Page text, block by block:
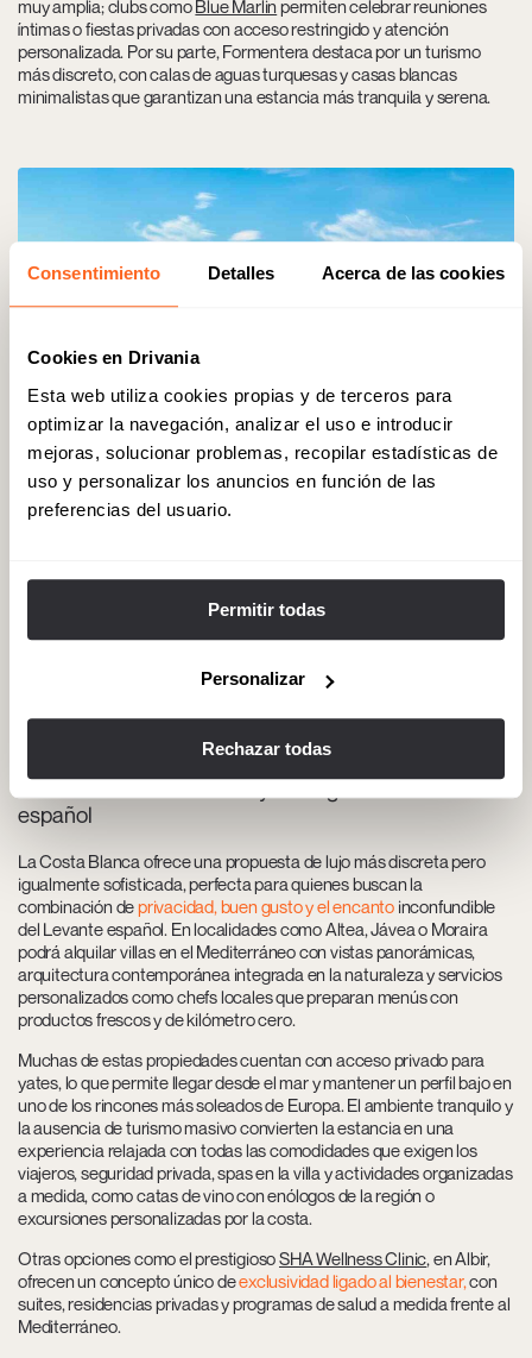
Consentimiento Detalles Acerca de las cookies
Cookies en Drivania
Esta web utiliza cookies propias y de terceros para
optimizar la navegación, analizar el uso e introducir
mejoras, solucionar problemas, recopilar estadísticas de
uso y personalizar los anuncios en función de las
preferencias del usuario.
Permitir todas
Personalizar
Rechazar todas
muy amplia; clubs comoBlue Marlinpermiten celebrar reuniones
íntimas o fiestas privadas con acceso restringido y atención
personalizada. Por su parte, Formentera destaca por un turismo
más discreto, con calas de aguas turquesas y casas blancas
minimalistas que garantizan una estancia más tranquila y serena.
español
La Costa Blanca ofrece una propuesta de lujo más discreta pero
igualmente sofisticada, perfecta para quienes buscan la
combinación deprivacidad, buen gusto y el encanto inconfundible
del Levante español. En localidades como Altea, Jávea o Moraira
podrá alquilar villas en el Mediterráneo con vistas panorámicas,
arquitectura contemporánea integrada en la naturaleza y servicios
personalizados como chefs locales que preparan menús con
productos frescos y de kilómetro cero.
Muchas de estas propiedades cuentan con acceso privado para
yates, lo que permite llegar desde el mar y mantener un perfil bajo en
uno de los rincones más soleados de Europa. El ambiente tranquilo y
la ausencia de turismo masivo convierten la estancia en una
experiencia relajada con todas las comodidades que exigen los
viajeros, seguridad privada, spas en la villa y actividades organizadas
a medida, como catas de vino con enólogos de la región o
excursiones personalizadas por la costa.
Otras opciones como el prestigiosoSHA Wellness Clinic, en Albir,
ofrecen un concepto único deexclusividad ligado al bienestar,con
suites, residencias privadas y programas de salud a medida frente al
Mediterráneo.